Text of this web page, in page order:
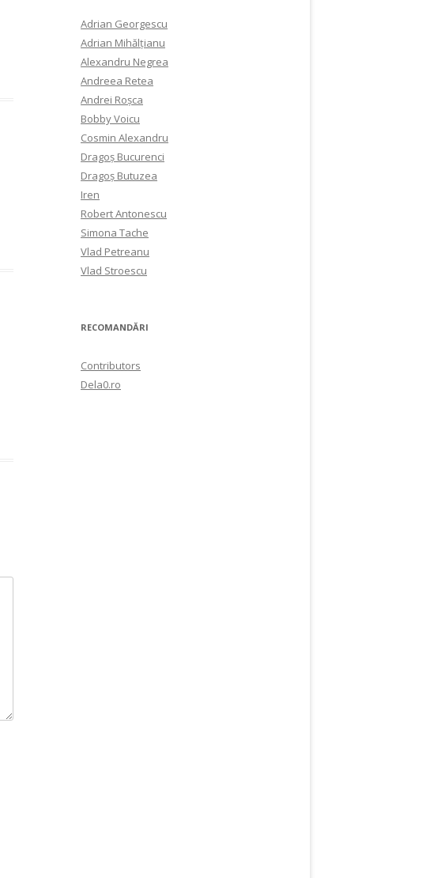
Adrian Georgescu
Adrian Mihălțianu
Alexandru Negrea
Andreea Retea
Andrei Roșca
Bobby Voicu
Cosmin Alexandru
Dragoș Bucurenci
Dragoș Butuzea
Iren
Robert Antonescu
Simona Tache
Vlad Petreanu
Vlad Stroescu
RECOMANDĂRI
Contributors
Dela0.ro